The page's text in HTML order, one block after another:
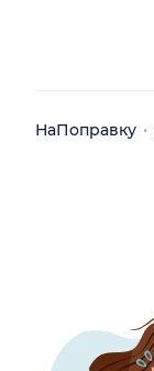
НаПоправку